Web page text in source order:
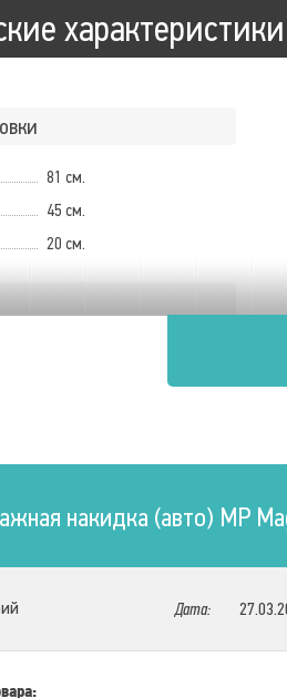
характеристики
81 см.
45 см.
20 см.
накидка (авто) MP
Дата: